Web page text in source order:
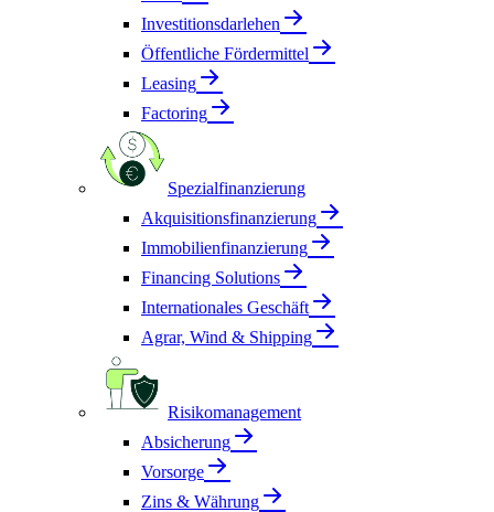
Investitionsdarlehen
Öffentliche Fördermittel
Leasing
Factoring
Spezialfinanzierung
Akquisitionsfinanzierung
Immobilienfinanzierung
Financing Solutions
Internationales Geschäft
Agrar, Wind & Shipping
Risikomanagement
Absicherung
Vorsorge
Zins & Währung